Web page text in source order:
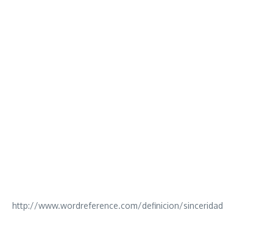
http://www.wordreference.com/definicion/sinceridad